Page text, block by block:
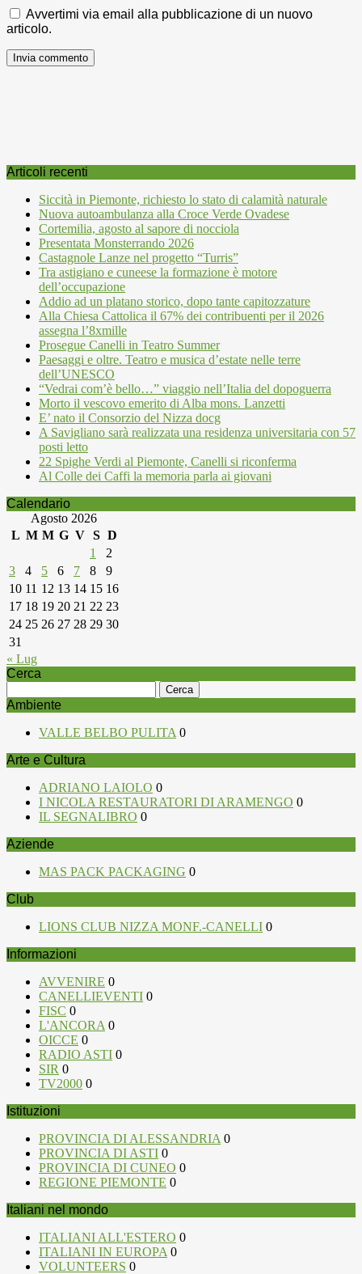
Avvertimi via email alla pubblicazione di un nuovo
articolo.
Articoli recenti
Siccità in Piemonte, richiesto lo stato di calamità naturale
Nuova autoambulanza alla Croce Verde Ovadese
Cortemilia, agosto al sapore di nocciola
Presentata Monsterrando 2026
Castagnole Lanze nel progetto “Turris”
Tra astigiano e cuneese la formazione è motore
dell’occupazione
Addio ad un platano storico, dopo tante capitozzature
Alla Chiesa Cattolica il 67% dei contribuenti per il 2026
assegna l’8xmille
Prosegue Canelli in Teatro Summer
Paesaggi e oltre. Teatro e musica d’estate nelle terre
dell’UNESCO
“Vedrai com’è bello…” viaggio nell’Italia del dopoguerra
Morto il vescovo emerito di Alba mons. Lanzetti
E’ nato il Consorzio del Nizza docg
A Savigliano sarà realizzata una residenza universitaria con 57
posti letto
22 Spighe Verdi al Piemonte, Canelli si riconferma
Al Colle dei Caffi la memoria parla ai giovani
Calendario
Agosto 2026
L M M G V S D
1
2
3
4 5 6 7 8
9
10 11 12 13 14 15 16
17 18 19 20 21 22 23
24 25 26 27 28 29 30
31
« Lug
Cerca
per:
Ambiente
VALLE BELBO PULITA 0
Arte e Cultura
ADRIANO LAIOLO 0
I NICOLA RESTAURATORI DI ARAMENGO 0
IL SEGNALIBRO 0
Aziende
MAS PACK PACKAGING 0
Club
LIONS CLUB NIZZA MONF.-CANELLI 0
Informazioni
AVVENIRE 0
CANELLIEVENTI 0
FISC 0
L'ANCORA 0
OICCE 0
RADIO ASTI 0
SIR 0
TV2000 0
Istituzioni
PROVINCIA DI ALESSANDRIA 0
PROVINCIA DI ASTI 0
PROVINCIA DI CUNEO 0
REGIONE PIEMONTE 0
Italiani nel mondo
ITALIANI ALL'ESTERO 0
ITALIANI IN EUROPA 0
VOLUNTEERS 0